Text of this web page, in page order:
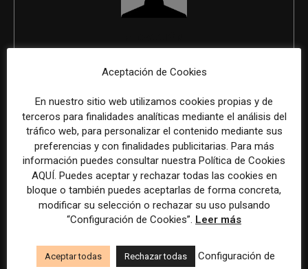
ÚLTIMOS ARTÍCULOS
Aceptación de Cookies
En nuestro sitio web utilizamos cookies propias y de
terceros para finalidades analíticas mediante el análisis del
tráfico web, para personalizar el contenido mediante sus
preferencias y con finalidades publicitarias. Para más
información puedes consultar nuestra Política de Cookies
AQUÍ. Puedes aceptar y rechazar todas las cookies en
bloque o también puedes aceptarlas de forma concreta,
modificar su selección o rechazar su uso pulsando
“Configuración de Cookies”. Leer más
Aceptar todas Rechazar todas
Configuración de